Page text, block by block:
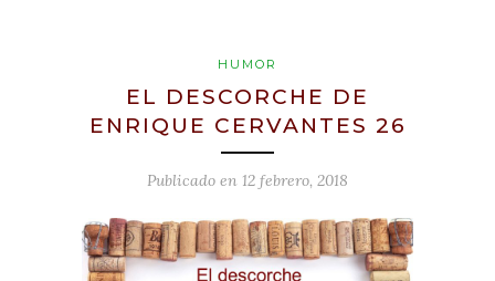
HUMOR
EL DESCORCHE DE
ENRIQUE CERVANTES 26
Publicado en 12 febrero, 2018